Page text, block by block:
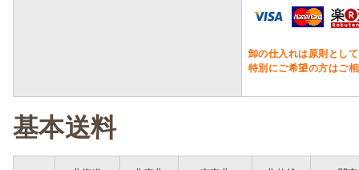
卸の仕入れは原則とし
特別にご希望の方はご
基本送料